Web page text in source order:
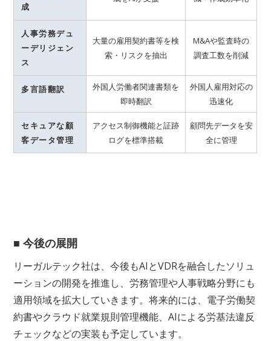
成
人事労務デュ
ーデリジェン
ス
大量の雇用契約書等を検
索・リスクを抽出
M&Aや監査時の
調査工数を削減
多言語翻訳
外国人労働者関連書類を
即時翻訳
外国人雇用対応の
迅速化
セキュアな顧
客データ管理
アクセス制御機能と証跡
ログを標準搭載
顧問先データを安
全に管理
■ 今後の展開
リーガルテック社は、今後もAIとVDRを融合したソリュ
ーションの開発を推進し、労務管理や人事戦略分野にも
適用領域を拡大していきます。将来的には、電子労働契
約書やクラウド就業規則管理機能、AIによる労基法違反
チェックなどの実装も予定しています。